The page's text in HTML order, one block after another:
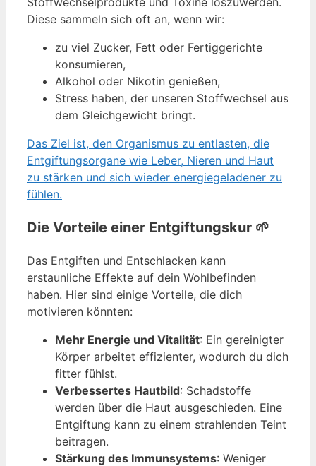
Diese sammeln sich oft an, wenn wir:
zu viel Zucker, Fett oder Fertiggerichte
konsumieren,
Alkohol oder Nikotin genießen,
Stress haben, der unseren Stoffwechsel aus
dem Gleichgewicht bringt.
Das Ziel ist, den Organismus zu entlasten, die
Entgiftungsorgane wie Leber, Nieren und Haut
zu stärken und sich wieder energiegeladener zu
fühlen.
Die Vorteile einer Entgiftungskur 🌱
Das Entgiften und Entschlacken kann
erstaunliche Effekte auf dein Wohlbefinden
haben. Hier sind einige Vorteile, die dich
motivieren könnten:
Mehr Energie und Vitalität: Ein gereinigter
Körper arbeitet effizienter, wodurch du dich
fitter fühlst.
Verbessertes Hautbild: Schadstoffe
werden über die Haut ausgeschieden. Eine
Entgiftung kann zu einem strahlenden Teint
beitragen.
Stärkung des Immunsystems: Weniger